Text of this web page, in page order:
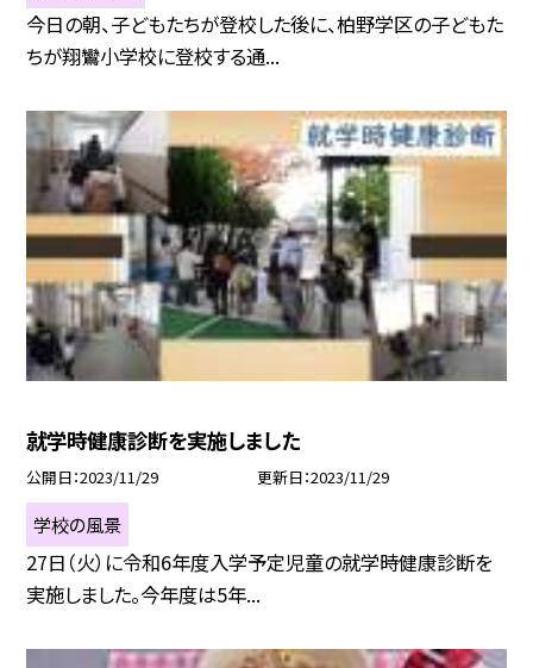
今日の朝、子どもたちが登校した後に、柏野学区の子どもた
ちが翔鸞小学校に登校する通...
就学時健康診断を実施しました
公開日 2023/11/29 更新日 2023/11/29
学校の風景
27日（火）に令和6年度入学予定児童の就学時健康診断を
実施しました。今年度は5年...